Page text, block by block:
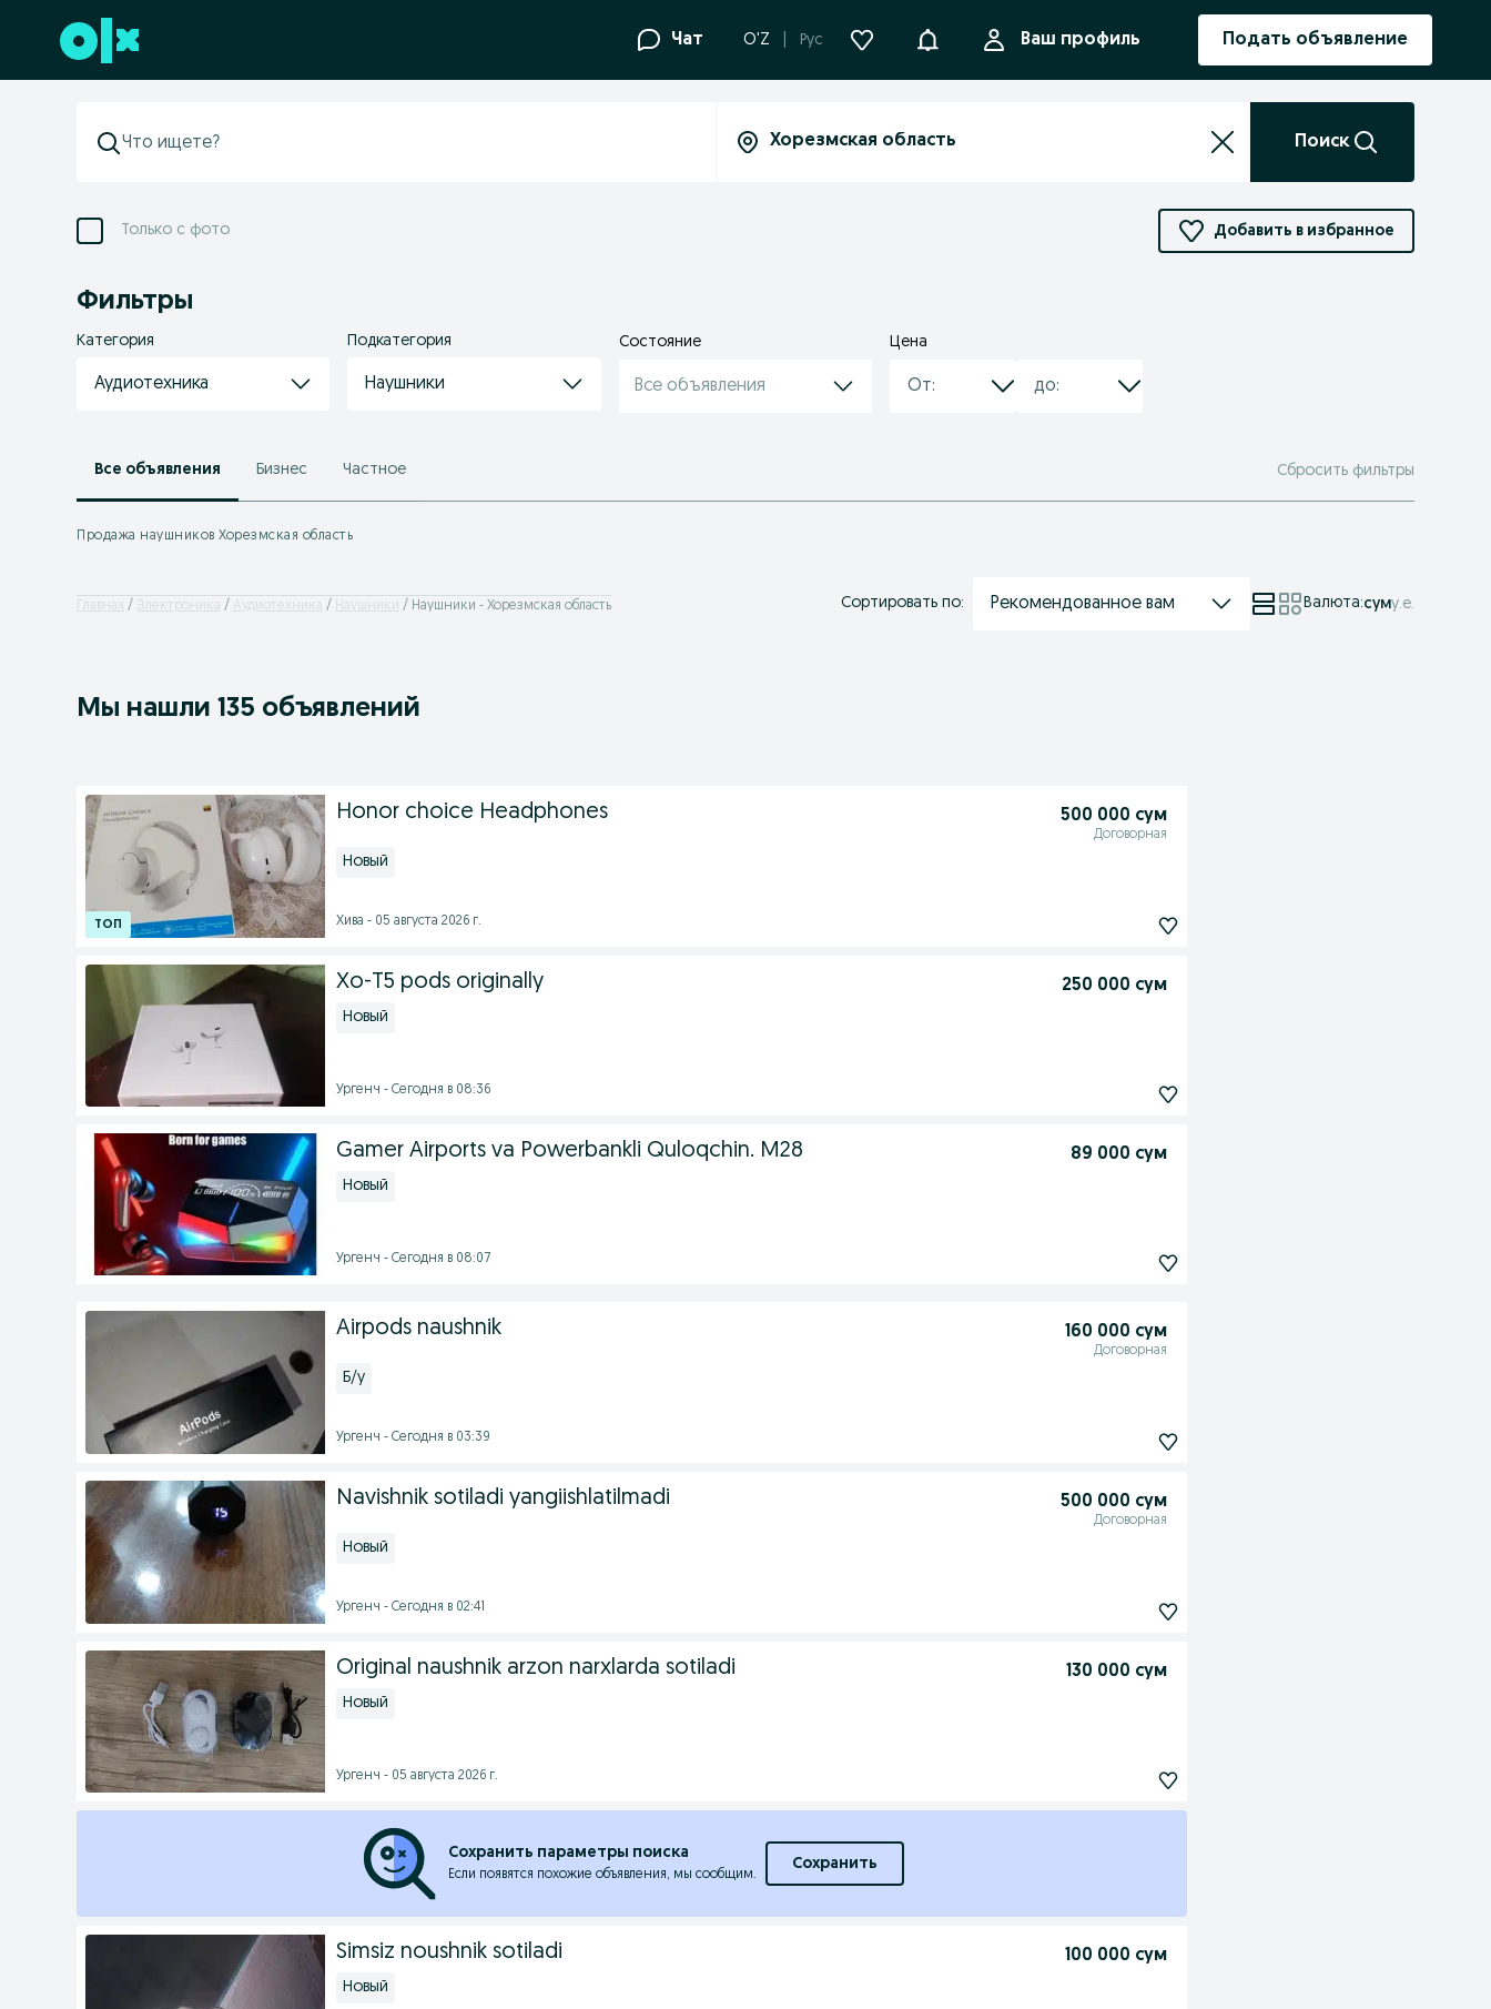
Перейти к нижнему колонтитулу Чат O'Z Рус УведомленияВаш профиль Подать объявление
Поиск
Только с фото Добавить в избранное
Фильтры
Категория
Аудиотехника
Подкатегория
Наушники
Состояние
Все объявления
Цена
Все объявления Бизнес Частное Сбросить фильтры
Продажа наушников Хорезмская область
Главная Электроника Аудиотехника Наушники Наушники - Хорезмская область Сортировать по: Рекомендованное вам Валюта:суму.е.
Мы нашли 135 объявлений
Honor choice Headphones 500 000 сум
Договорная
Новый
Хива - 05 августа 2026 г.
Xo-T5 pods originally 250 000 сум
Новый
Ургенч - Сегодня в 08:36
Gamer Airports va Powerbankli Quloqchin. M28 89 000 сум
Новый
Ургенч - Сегодня в 08:07
Airpods naushnik 160 000 сум
Договорная
Б/у
Ургенч - Сегодня в 03:39
Navishnik sotiladi yangiishlatilmadi 500 000 сум
Договорная
Новый
Ургенч - Сегодня в 02:41
Original naushnik arzon narxlarda sotiladi 130 000 сум
Новый
Ургенч - 05 августа 2026 г.
Сохранить параметры поиска
Если появятся похожие объявления, мы сообщим.
Сохранить
Simsiz noushnik sotiladi 100 000 сум
Новый